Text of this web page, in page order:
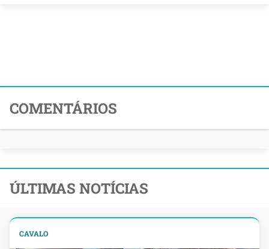
COMENTÁRIOS
ÚLTIMAS NOTÍCIAS
CAVALO